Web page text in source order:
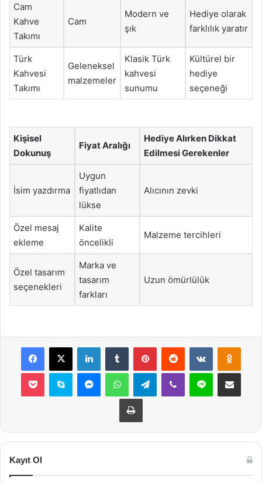
Cam
Kahve
Takımı
Cam
Modern ve
şık
Hediye olarak
farklılık yaratır
Türk
Kahvesi
Takımı
Geleneksel
malzemeler
Klasik Türk
kahvesi
sunumu
Kültürel bir
hediye
seçeneği
Kişisel
Dokunuş
Fiyat Aralığı
Hediye Alırken Dikkat
Edilmesi Gerekenler
İsim yazdırma
Uygun
fiyatlıdan
lükse
Alıcının zevki
Özel mesaj
ekleme
Kalite
öncelikli
Malzeme tercihleri
Özel tasarım
seçenekleri
Marka ve
tasarım
farkları
Uzun ömürlülük
Facebook
X LinkedInTumblr PinterestReddit VKontakte
Pocket Skype MessengerWhatsAppTelegramViber Line E-Posta ile
Yazdır
Kayıt Ol